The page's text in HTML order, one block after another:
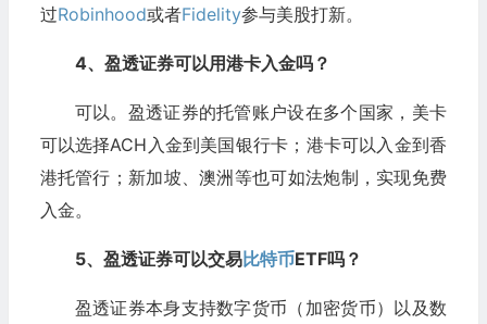
过Robinhood或者Fidelity参与美股打新。
4、盈透证券可以用港卡入金吗？
可以。盈透证券的托管账户设在多个国家，美卡
可以选择ACH入金到美国银行卡；港卡可以入金到香
港托管行；新加坡、澳洲等也可如法炮制，实现免费
入金。
5、盈透证券可以交易比特币ETF吗？
盈透证券本身支持数字货币（加密货币）以及数